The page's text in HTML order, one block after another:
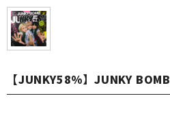
【JUNKY58%】JUNKY BOMB